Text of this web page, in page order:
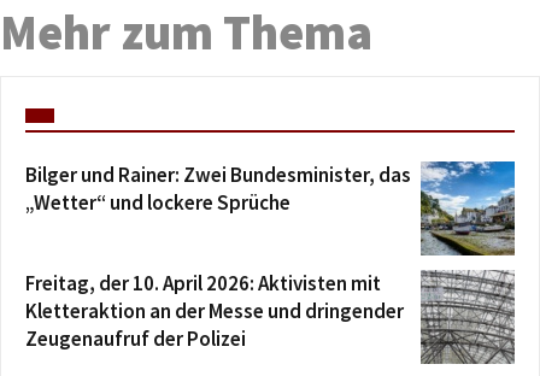
Mehr zum Thema
Bilger und Rainer: Zwei Bundesminister, das
„Wetter“ und lockere Sprüche
Freitag, der 10. April 2026: Aktivisten mit
Kletteraktion an der Messe und dringender
Zeugenaufruf der Polizei